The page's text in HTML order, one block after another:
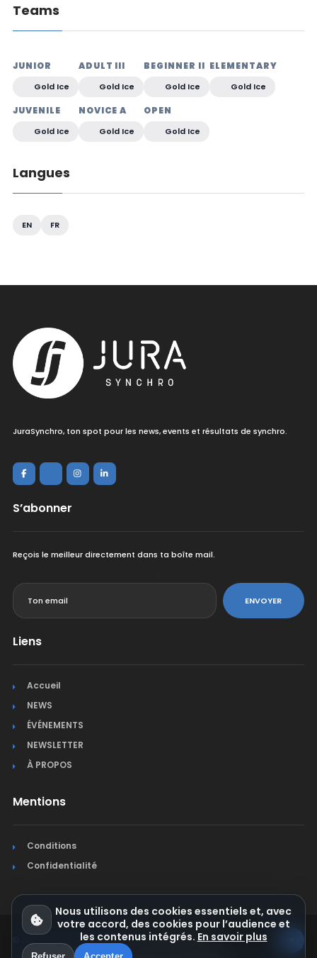
Teams
JUNIOR
Gold Ice
ADULT III
Gold Ice
BEGINNER II
Gold Ice
ELEMENTARY
Gold Ice
JUVENILE
Gold Ice
NOVICE A
Gold Ice
OPEN
Gold Ice
Langues
EN FR
JuraSynchro, ton spot pour les news, events et résultats de synchro.
S’abonner
Reçois le meilleur directement dans ta boîte mail.
ENVOYER
Liens
Accueil
NEWS
ÉVÉNEMENTS
NEWSLETTER
À PROPOS
Mentions
Conditions
Confidentialité
© Jura Synchro 2015-2026. Tous droits réservés.
Nous utilisons des cookies essentiels et, avec
votre accord, des cookies pour l’audience et
les contenus intégrés. En savoir plus